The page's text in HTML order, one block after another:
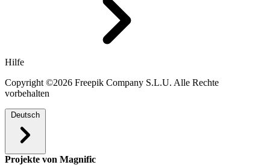
Hilfe
Copyright ©2026 Freepik Company S.L.U. Alle Rechte
vorbehalten
Deutsch
Projekte von Magnific